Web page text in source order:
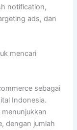
notification,
ads, dan
mencari
sebagai
Indonesia.
dengan jumlah